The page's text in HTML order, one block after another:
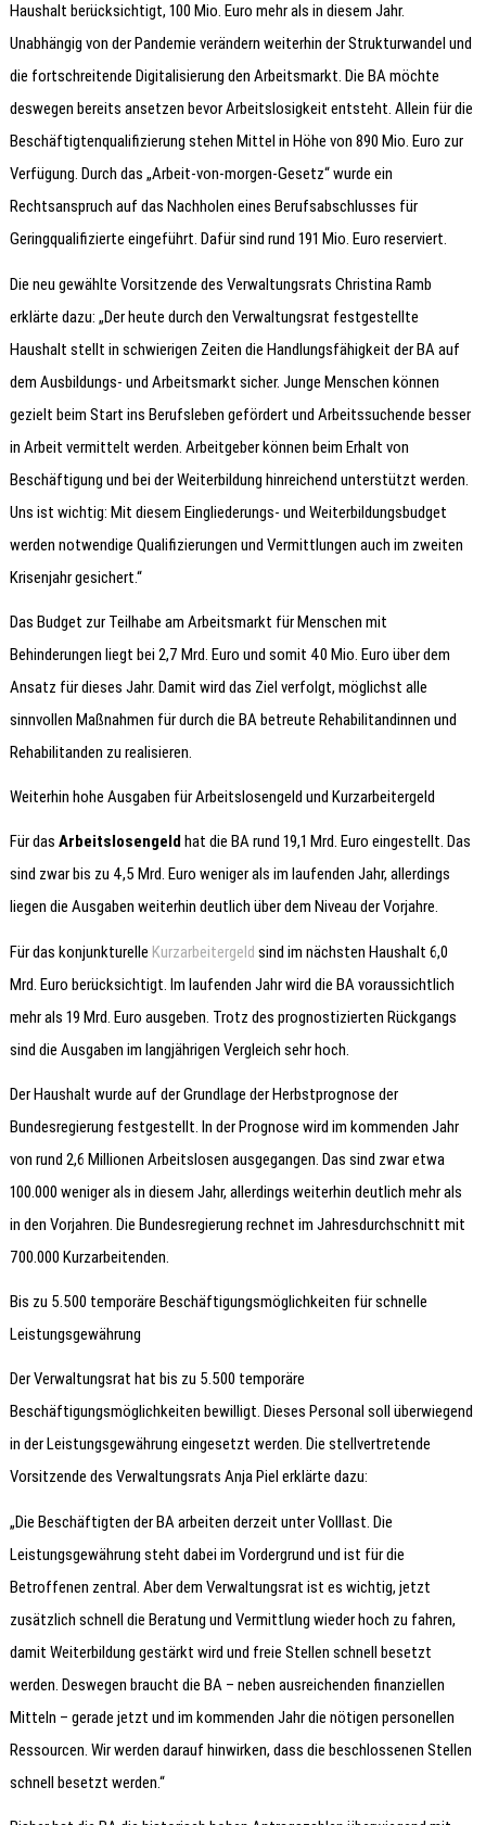
Haushalt berücksichtigt, 100 Mio. Euro mehr als in diesem Jahr.
Unabhängig von der Pandemie verändern weiterhin der Strukturwandel und
die fortschreitende Digitalisierung den Arbeitsmarkt. Die BA möchte
deswegen bereits ansetzen bevor Arbeitslosigkeit entsteht. Allein für die
Beschäftigtenqualifizierung stehen Mittel in Höhe von 890 Mio. Euro zur
Verfügung. Durch das „Arbeit-von-morgen-Gesetz“ wurde ein
Rechtsanspruch auf das Nachholen eines Berufsabschlusses für
Geringqualifizierte eingeführt. Dafür sind rund 191 Mio. Euro reserviert.
Die neu gewählte Vorsitzende des Verwaltungsrats Christina Ramb
erklärte dazu: „Der heute durch den Verwaltungsrat festgestellte
Haushalt stellt in schwierigen Zeiten die Handlungsfähigkeit der BA auf
dem Ausbildungs- und Arbeitsmarkt sicher. Junge Menschen können
gezielt beim Start ins Berufsleben gefördert und Arbeitssuchende besser
in Arbeit vermittelt werden. Arbeitgeber können beim Erhalt von
Beschäftigung und bei der Weiterbildung hinreichend unterstützt werden.
Uns ist wichtig: Mit diesem Eingliederungs- und Weiterbildungsbudget
werden notwendige Qualifizierungen und Vermittlungen auch im zweiten
Krisenjahr gesichert.“
Das Budget zur Teilhabe am Arbeitsmarkt für Menschen mit
Behinderungen liegt bei 2,7 Mrd. Euro und somit 40 Mio. Euro über dem
Ansatz für dieses Jahr. Damit wird das Ziel verfolgt, möglichst alle
sinnvollen Maßnahmen für durch die BA betreute Rehabilitandinnen und
Rehabilitanden zu realisieren.
Weiterhin hohe Ausgaben für Arbeitslosengeld und Kurzarbeitergeld
Für dasArbeitslosengeldhat die BA rund 19,1 Mrd. Euro eingestellt. Das
sind zwar bis zu 4,5 Mrd. Euro weniger als im laufenden Jahr, allerdings
liegen die Ausgaben weiterhin deutlich über dem Niveau der Vorjahre.
Für das konjunkturelle Kurzarbeitergeld sind im nächsten Haushalt 6,0
Mrd. Euro berücksichtigt. Im laufenden Jahr wird die BA voraussichtlich
mehr als 19 Mrd. Euro ausgeben. Trotz des prognostizierten Rückgangs
sind die Ausgaben im langjährigen Vergleich sehr hoch.
Der Haushalt wurde auf der Grundlage der Herbstprognose der
Bundesregierung festgestellt. In der Prognose wird im kommenden Jahr
von rund 2,6 Millionen Arbeitslosen ausgegangen. Das sind zwar etwa
100.000 weniger als in diesem Jahr, allerdings weiterhin deutlich mehr als
in den Vorjahren. Die Bundesregierung rechnet im Jahresdurchschnitt mit
700.000 Kurzarbeitenden.
Bis zu 5.500 temporäre Beschäftigungsmöglichkeiten für schnelle
Leistungsgewährung
Der Verwaltungsrat hat bis zu 5.500 temporäre
Beschäftigungsmöglichkeiten bewilligt. Dieses Personal soll überwiegend
in der Leistungsgewährung eingesetzt werden. Die stellvertretende
Vorsitzende des Verwaltungsrats Anja Piel erklärte dazu:
„Die Beschäftigten der BA arbeiten derzeit unter Volllast. Die
Leistungsgewährung steht dabei im Vordergrund und ist für die
Betroffenen zentral. Aber dem Verwaltungsrat ist es wichtig, jetzt
zusätzlich schnell die Beratung und Vermittlung wieder hoch zu fahren,
damit Weiterbildung gestärkt wird und freie Stellen schnell besetzt
werden. Deswegen braucht die BA – neben ausreichenden finanziellen
Mitteln – gerade jetzt und im kommenden Jahr die nötigen personellen
Ressourcen. Wir werden darauf hinwirken, dass die beschlossenen Stellen
schnell besetzt werden.“